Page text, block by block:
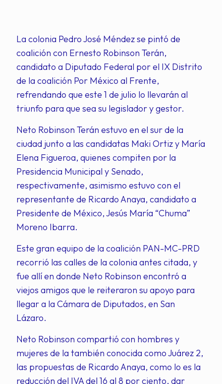
La colonia Pedro José Méndez se pintó de
coalición con Ernesto Robinson Terán,
candidato a Diputado Federal por el IX Distrito
de la coalición Por México al Frente,
refrendando que este 1 de julio lo llevarán al
triunfo para que sea su legislador y gestor.
Neto Robinson Terán estuvo en el sur de la
ciudad junto a las candidatas Maki Ortiz y María
Elena Figueroa, quienes compiten por la
Presidencia Municipal y Senado,
respectivamente, asimismo estuvo con el
representante de Ricardo Anaya, candidato a
Presidente de México, Jesús María “Chuma”
Moreno Ibarra.
Este gran equipo de la coalición PAN-MC-PRD
recorrió las calles de la colonia antes citada, y
fue allí en donde Neto Robinson encontró a
viejos amigos que le reiteraron su apoyo para
llegar a la Cámara de Diputados, en San
Lázaro.
Neto Robinson compartió con hombres y
mujeres de la también conocida como Juárez 2,
las propuestas de Ricardo Anaya, como lo es la
reducción del IVA del 16 al 8 por ciento, dar